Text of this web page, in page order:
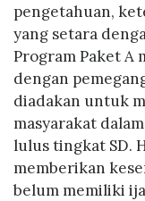
pengetahuan,
yang setara
Program Paket A
dengan
diadakan untuk
masyarakat
lulus tingkat SD.
memberikan
belum memiliki